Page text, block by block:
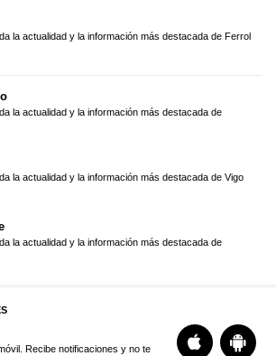
la actualidad y la información más destacada de Ferrol
la actualidad y la información más destacada de
la actualidad y la información más destacada de Vigo
la actualidad y la información más destacada de
Recibe notificaciones y no te